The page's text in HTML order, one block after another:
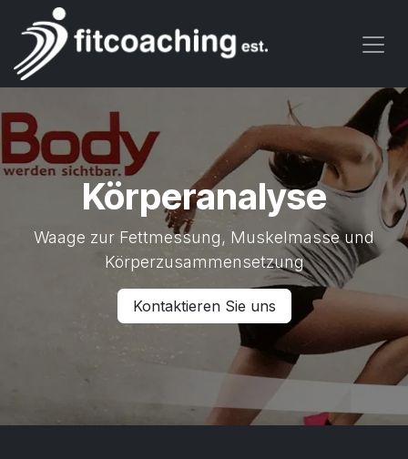
Zum Inhalt springen
Körperanalyse
Waage zur Fettmessung, Muskelmasse und
Körperzusammensetzung
Kontaktieren Sie uns